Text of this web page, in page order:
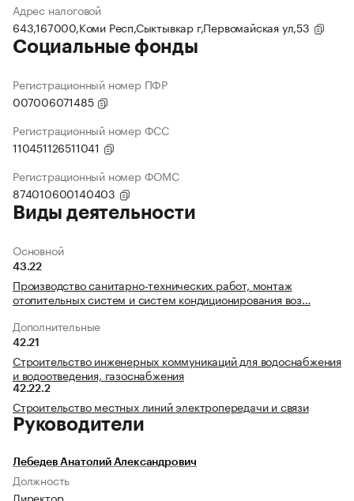
Адрес налоговой
643,167000,Коми Респ,Сыктывкар г,Первомайская ул,53
Социальные фонды
Регистрационный номер ПФР
007006071485
Регистрационный номер ФСС
110451126511041
Регистрационный номер ФОМС
874010600140403
Виды деятельности
Основной
43.22
Производство санитарно-технических работ, монтаж
отопительных систем и систем кондиционирования воз…
Дополнительные
42.21
Строительство инженерных коммуникаций для водоснабжения
и водоотведения, газоснабжения
42.22.2
Строительство местных линий электропередачи и связи
Руководители
Лебедев Анатолий Александрович
Должность
Директор